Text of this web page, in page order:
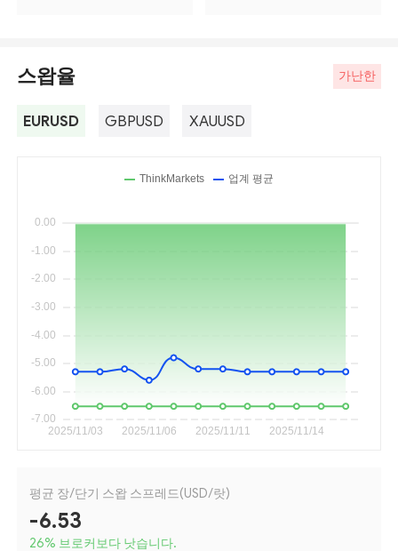
스왑율 가난한
EURUSD GBPUSD XAUUSD
평균 장/단기 스왑 스프레드(USD/랏)
-6.53
26% 브로커보다 낫습니다.